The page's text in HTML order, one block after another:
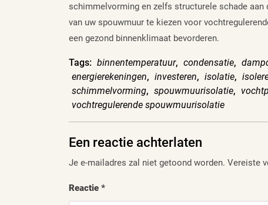
schimmelvorming en zelfs structurele schade
van uw spouwmuur te kiezen voor
een gezond binnenklimaat bevorderen.
Tags: binnentemperatuur, condensatie,
energierekeningen, investeren, isolatie,
schimmelvorming, spouwmuurisolatie,
vochtregulerende spouwmuurisolatie
Een reactie achterlaten
Je e-mailadres zal niet getoond worden. Vereiste
Reactie *